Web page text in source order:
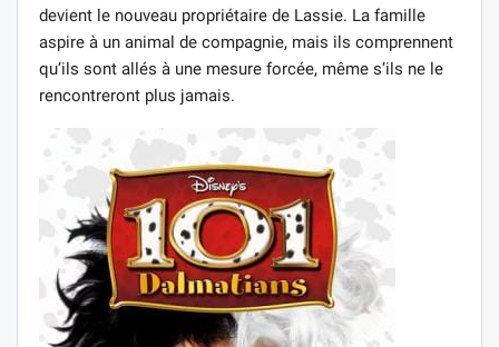
devient le nouveau propriétaire de Lassie. La famille
aspire à un animal de compagnie, mais ils comprennent
qu’ils sont allés à une mesure forcée, même s’ils ne le
rencontreront plus jamais.